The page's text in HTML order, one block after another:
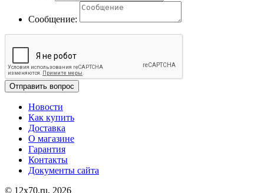
Сообщение:
Отправить вопрос
Новости
Как купить
Доставка
О магазине
Гарантия
Контакты
Документы сайта
© 12x70.ru, 2026